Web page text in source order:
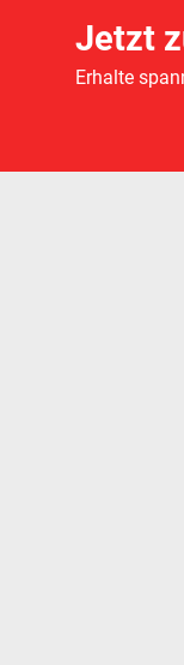
Jetzt
Erhalte